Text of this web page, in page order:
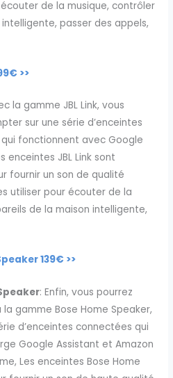
de la musique, contrôler
passer des appels,
>>
la gamme JBL Link, vous
sur une série d’enceintes
fonctionnent avec Google
enceintes JBL Link sont
fournir un son de qualité
utiliser pour écouter de la
de la maison intelligente,
139€ >>
: Enfin, vous pourrez
gamme Bose Home Speaker,
d’enceintes connectées qui
Google Assistant et Amazon
Les enceintes Bose Home